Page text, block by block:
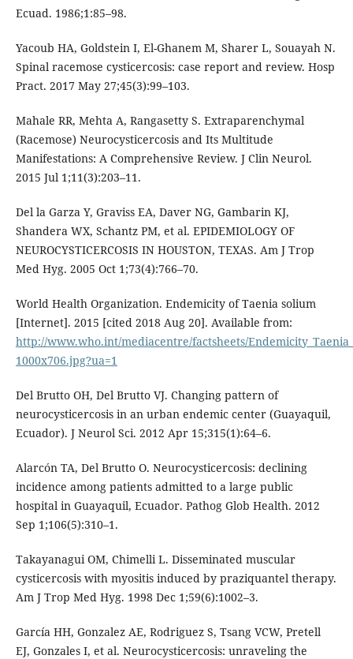
Ecuad. 1986;1:85–98.
Yacoub HA, Goldstein I, El-Ghanem M, Sharer L, Souayah N.
Spinal racemose cysticercosis: case report and review. Hosp
Pract. 2017 May 27;45(3):99–103.
Mahale RR, Mehta A, Rangasetty S. Extraparenchymal
(Racemose) Neurocysticercosis and Its Multitude
Manifestations: A Comprehensive Review. J Clin Neurol.
2015 Jul 1;11(3):203–11.
Del la Garza Y, Graviss EA, Daver NG, Gambarin KJ,
Shandera WX, Schantz PM, et al. EPIDEMIOLOGY OF
NEUROCYSTICERCOSIS IN HOUSTON, TEXAS. Am J Trop
Med Hyg. 2005 Oct 1;73(4):766–70.
World Health Organization. Endemicity of Taenia solium
[Internet]. 2015 [cited 2018 Aug 20]. Available from:
http://www.who.int/mediacentre/factsheets/
1000x706.jpg?ua=1
Del Brutto OH, Del Brutto VJ. Changing pattern of
neurocysticercosis in an urban endemic center (Guayaquil,
Ecuador). J Neurol Sci. 2012 Apr 15;315(1):64–6.
Alarcón TA, Del Brutto O. Neurocysticercosis: declining
incidence among patients admitted to a large public
hospital in Guayaquil, Ecuador. Pathog Glob Health. 2012
Sep 1;106(5):310–1.
Takayanagui OM, Chimelli L. Disseminated muscular
cysticercosis with myositis induced by praziquantel therapy.
Am J Trop Med Hyg. 1998 Dec 1;59(6):1002–3.
García HH, Gonzalez AE, Rodriguez S, Tsang VCW, Pretell
EJ, Gonzales I, et al. Neurocysticercosis: unraveling the